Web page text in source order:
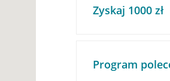
Zyskaj 1000 zł
Program